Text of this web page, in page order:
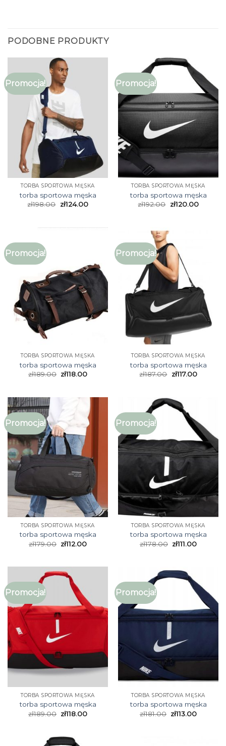
PODOBNE PRODUKTY
Promocja!
TORBA SPORTOWA MĘSKA
torba sportowa męska
zł198.00 zł124.00
Promocja!
TORBA SPORTOWA MĘSKA
torba sportowa męska
zł192.00 zł120.00
Promocja!
TORBA SPORTOWA MĘSKA
torba sportowa męska
zł189.00 zł118.00
Promocja!
TORBA SPORTOWA MĘSKA
torba sportowa męska
zł187.00 zł117.00
Promocja!
TORBA SPORTOWA MĘSKA
torba sportowa męska
zł179.00 zł112.00
Promocja!
TORBA SPORTOWA MĘSKA
torba sportowa męska
zł178.00 zł111.00
Promocja!
TORBA SPORTOWA MĘSKA
torba sportowa męska
zł189.00 zł118.00
Promocja!
TORBA SPORTOWA MĘSKA
torba sportowa męska
zł181.00 zł113.00